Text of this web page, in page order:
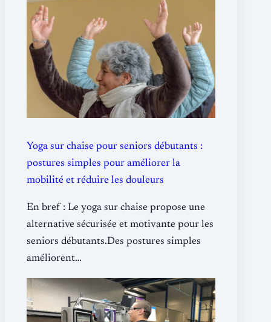
Yoga sur chaise pour seniors débutants :
postures simples pour améliorer la
mobilité et réduire les douleurs
En bref : Le yoga sur chaise propose une
alternative sécurisée et motivante pour les
seniors débutants.Des postures simples
améliorent…